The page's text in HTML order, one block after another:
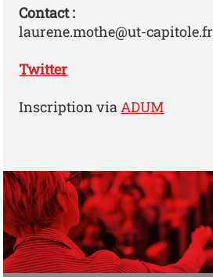
Contact :
laurene.mothe@ut-capitole.fr
Twitter
Inscription viaADUM